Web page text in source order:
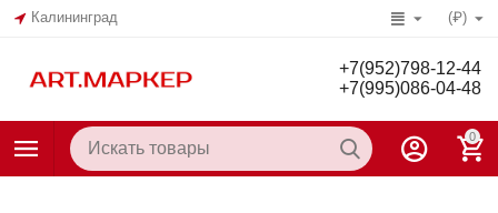
Калининград (₽)
+7(952)798-12-44
+7(995)086-04-48
0